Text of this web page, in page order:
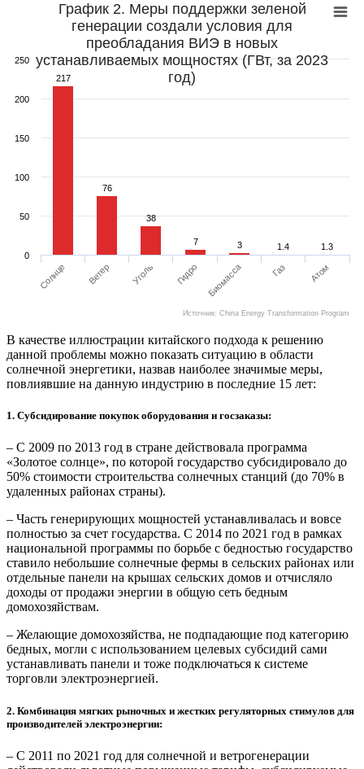
График 2. Меры поддержки зеленой
генерации создали условия для
преобладания ВИЭ в новых
устанавливаемых мощностях (ГВт, за 2023
год)
217
76
38
7 3 1.4 1.3
Солнце Ветер Уголь Гидро Биомасса Газ Атом
0
50
100
150
200
250
Источник: China Energy Transformation Program
В качестве иллюстрации китайского подхода к решению
данной проблемы можно показать ситуацию в области
солнечной энергетики, назвав наиболее значимые меры,
повлиявшие на данную индустрию в последние 15 лет:
1. Субсидирование покупок оборудования и госзаказы:
– С 2009 по 2013 год в стране действовала программа
«Золотое солнце», по которой государство субсидировало до
50% стоимости строительства солнечных станций (до 70% в
удаленных районах страны).
– Часть генерирующих мощностей устанавливалась и вовсе
полностью за счет государства. C 2014 по 2021 год в рамках
национальной программы по борьбе с бедностью государство
ставило небольшие солнечные фермы в сельских районах или
отдельные панели на крышах сельских домов и отчисляло
доходы от продажи энергии в общую сеть бедным
домохозяйствам.
– Желающие домохозяйства, не подпадающие под категорию
бедных, могли с использованием целевых субсидий сами
устанавливать панели и тоже подключаться к системе
торговли электроэнергией.
2. Комбинация мягких рыночных и жестких регуляторных стимулов для
производителей электроэнергии:
– С 2011 по 2021 год для солнечной и ветрогенерации